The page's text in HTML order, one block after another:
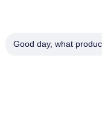
Good day, what